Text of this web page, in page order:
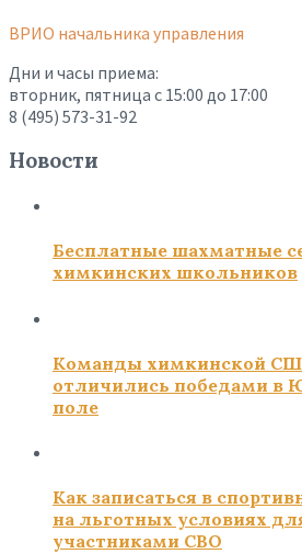
ВРИО начальника управления
Дни и часы приема:
вторник, пятница с 15:00 до 17:00
8 (495) 573-31-92
Новости
Бесплатные шахматные
химкинских школьников
Команды химкинской
отличились победами
поле
Как записаться в
на льготных условиях
участниками СВО